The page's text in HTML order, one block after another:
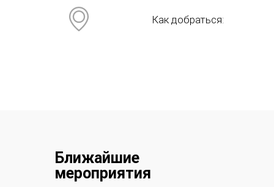
Как добраться:
Ближайшие
мероприятия